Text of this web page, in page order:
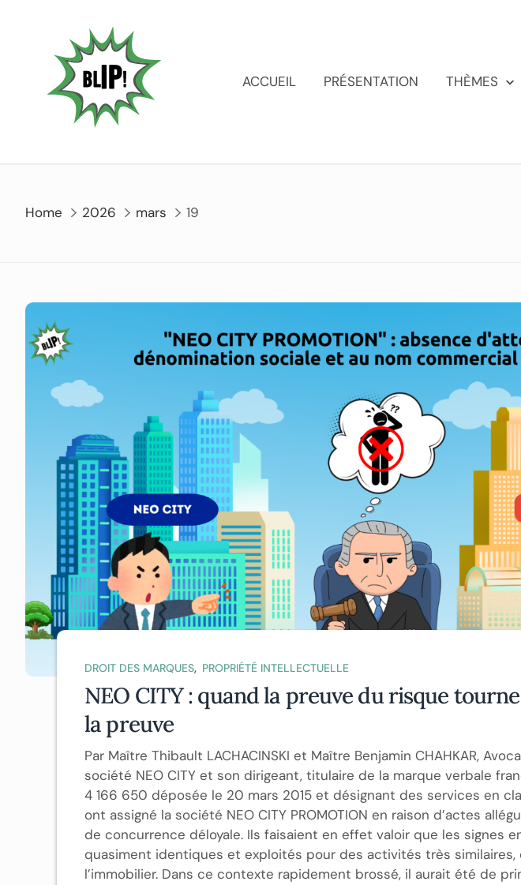
ACCUEIL PRÉSENTATION THÈMES
Home 2026 mars 19
DROIT DES MARQUES, PROPRIÉTÉ INTELLECTUELLE
NEO CITY : quand la preuve du risque
la preuve
Par Maître Thibault LACHACINSKI et Maître Benjamin CHAHKAR,
société NEO CITY et son dirigeant, titulaire de la marque verbale
4 166 650 déposée le 20 mars 2015 et désignant des services en
ont assigné la société NEO CITY PROMOTION en raison d’actes
de concurrence déloyale. Ils faisaient en effet valoir que les signes
quasiment identiques et exploités pour des activités très similaires,
l’immobilier. Dans ce contexte rapidement brossé, il aurait été de